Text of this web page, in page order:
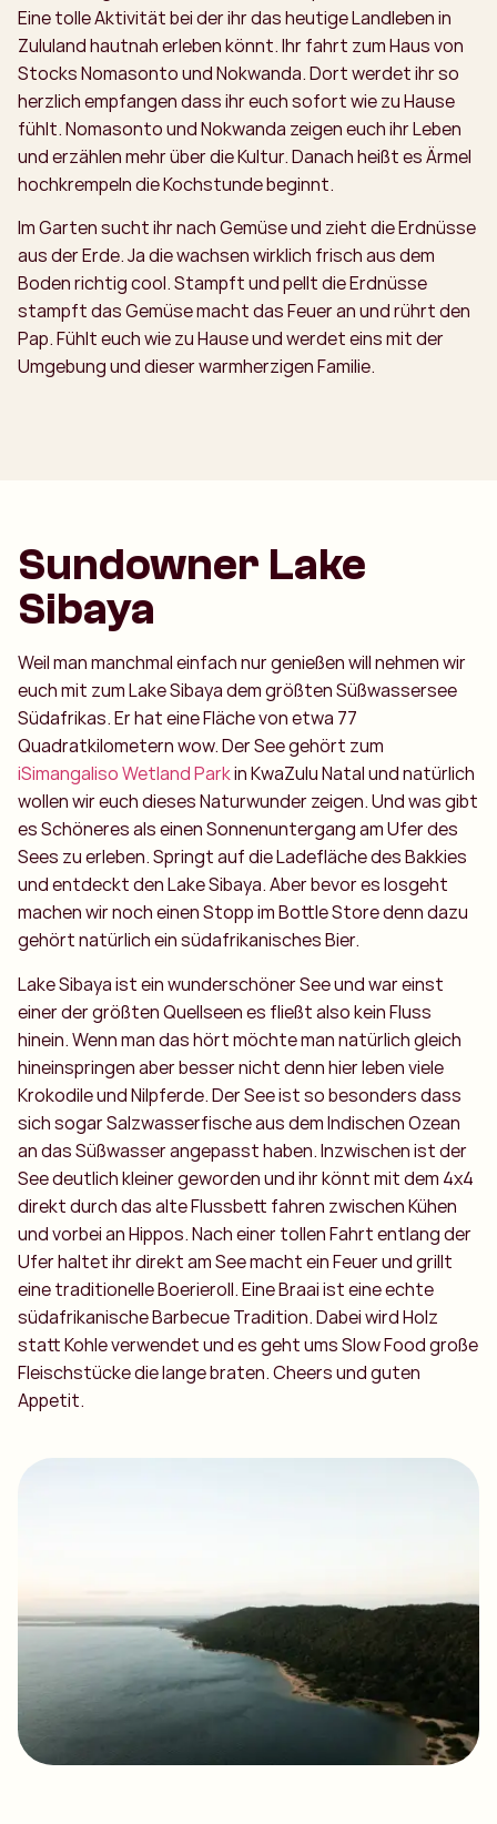
Eine tolle Aktivität bei der ihr das heutige Landleben in
Zululand hautnah erleben könnt. Ihr fahrt zum Haus von
Stocks Nomasonto und Nokwanda. Dort werdet ihr so
herzlich empfangen dass ihr euch sofort wie zu Hause
fühlt. Nomasonto und Nokwanda zeigen euch ihr Leben
und erzählen mehr über die Kultur. Danach heißt es Ärmel
hochkrempeln die Kochstunde beginnt.
Im Garten sucht ihr nach Gemüse und zieht die Erdnüsse
aus der Erde. Ja die wachsen wirklich frisch aus dem
Boden richtig cool. Stampft und pellt die Erdnüsse
stampft das Gemüse macht das Feuer an und rührt den
Pap. Fühlt euch wie zu Hause und werdet eins mit der
Umgebung und dieser warmherzigen Familie.
Sundowner Lake
Sibaya
Weil man manchmal einfach nur genießen will nehmen wir
euch mit zum Lake Sibaya dem größten Süßwassersee
Südafrikas. Er hat eine Fläche von etwa 77
Quadratkilometern wow. Der See gehört zum
iSimangaliso Wetland Parkin KwaZulu Natal und natürlich
wollen wir euch dieses Naturwunder zeigen. Und was gibt
es Schöneres als einen Sonnenuntergang am Ufer des
Sees zu erleben. Springt auf die Ladefläche des Bakkies
und entdeckt den Lake Sibaya. Aber bevor es losgeht
machen wir noch einen Stopp im Bottle Store denn dazu
gehört natürlich ein südafrikanisches Bier.
Lake Sibaya ist ein wunderschöner See und war einst
einer der größten Quellseen es fließt also kein Fluss
hinein. Wenn man das hört möchte man natürlich gleich
hineinspringen aber besser nicht denn hier leben viele
Krokodile und Nilpferde. Der See ist so besonders dass
sich sogar Salzwasserfische aus dem Indischen Ozean
an das Süßwasser angepasst haben. Inzwischen ist der
See deutlich kleiner geworden und ihr könnt mit dem 4x4
direkt durch das alte Flussbett fahren zwischen Kühen
und vorbei an Hippos. Nach einer tollen Fahrt entlang der
Ufer haltet ihr direkt am See macht ein Feuer und grillt
eine traditionelle Boerieroll. Eine Braai ist eine echte
südafrikanische Barbecue Tradition. Dabei wird Holz
statt Kohle verwendet und es geht ums Slow Food große
Fleischstücke die lange braten. Cheers und guten
Appetit.